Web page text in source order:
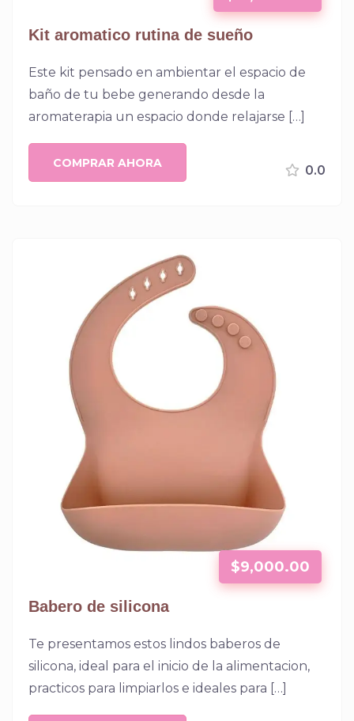
Kit aromatico rutina de sueño
Este kit pensado en ambientar el espacio de
baño de tu bebe generando desde la
aromaterapia un espacio donde relajarse […]
COMPRAR AHORA 0.0
$9,000.00
Babero de silicona
Te presentamos estos lindos baberos de
silicona, ideal para el inicio de la alimentacion,
practicos para limpiarlos e ideales para […]